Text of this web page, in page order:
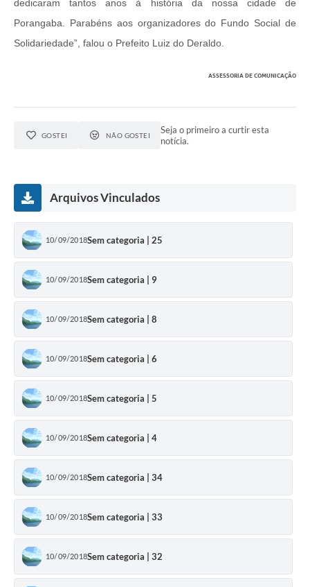
dedicaram tantos anos à história da nossa cidade de
Porangaba. Parabéns aos organizadores do Fundo Social de
Solidariedade”, falou o Prefeito Luiz do Deraldo.
ASSESSORIA DE COMUNICAÇÃO
GOSTEI NÃO GOSTEI
Seja o primeiro a curtir esta
notícia.
Arquivos Vinculados
10/09/2018Sem categoria | 25
10/09/2018Sem categoria | 9
10/09/2018Sem categoria | 8
10/09/2018Sem categoria | 6
10/09/2018Sem categoria | 5
10/09/2018Sem categoria | 4
10/09/2018Sem categoria | 34
10/09/2018Sem categoria | 33
10/09/2018Sem categoria | 32